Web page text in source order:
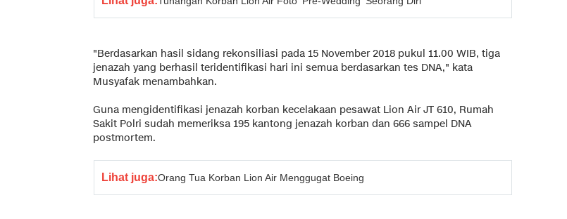
"Berdasarkan hasil sidang rekonsiliasi pada 15 November 2018 pukul 11.00 WIB, tiga
jenazah yang berhasil teridentifikasi hari ini semua berdasarkan tes DNA," kata
Musyafak menambahkan.
Guna mengidentifikasi jenazah korban kecelakaan pesawat Lion Air JT 610, Rumah
Sakit Polri sudah memeriksa 195 kantong jenazah korban dan 666 sampel DNA
postmortem.
Lihat juga:Orang Tua Korban Lion Air Menggugat Boeing